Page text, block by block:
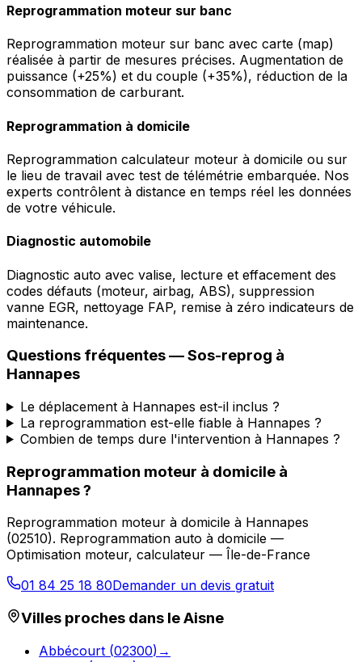
Reprogrammation moteur sur banc
Reprogrammation moteur sur banc avec carte (map)
réalisée à partir de mesures précises. Augmentation de
puissance (+25%) et du couple (+35%), réduction de la
consommation de carburant.
Reprogrammation à domicile
Reprogrammation calculateur moteur à domicile ou sur
le lieu de travail avec test de télémétrie embarquée. Nos
experts contrôlent à distance en temps réel les données
de votre véhicule.
Diagnostic automobile
Diagnostic auto avec valise, lecture et effacement des
codes défauts (moteur, airbag, ABS), suppression
vanne EGR, nettoyage FAP, remise à zéro indicateurs de
maintenance.
Questions fréquentes —Sos-reprog à
Hannapes
Le déplacement à Hannapes est-il inclus ?
La reprogrammation est-elle fiable à Hannapes ?
Combien de temps dure l'intervention à Hannapes ?
Reprogrammation moteur à domicile à
Hannapes?
Reprogrammation moteur à domicile à Hannapes
(02510). Reprogrammation auto à domicile —
Optimisation moteur, calculateur — Île-de-France
01 84 25 18 80Demander un devis gratuit
Villes proches dans leAisne
Abbécourt (02300) →